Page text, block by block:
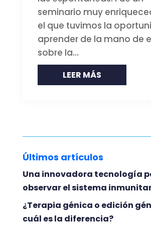
seminario muy
el que tuvimos la
aprender de la mano de
sobre la...
LEER MÁS
Últimos artículos
Una innovadora tecnología
observar el sistema
¿Terapia génica o edición
cuál es la diferencia?